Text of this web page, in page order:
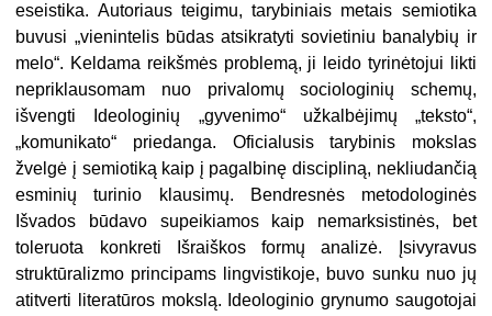
eseistika. Autoriaus teigimu, tarybiniais metais semiotika
buvusi „vienintelis būdas atsikratyti sovie­tiniu banalybių ir
melo“. Keldama reikšmės problemą, ji leido tyrinėtojui likti
nepriklausomam nuo privalomų sociologinių schemų,
išvengti Ideologinių „gyvenimo“ užkalbėjimų „teksto“,
„komunikato“ priedanga. Ofi­cialusis tarybinis mokslas
žvelgė į semiotiką kaip į pagalbinę discipliną, nekliudančią
esminių turinio klausimų. Bendresnės metodologinės
Išvados būdavo supeikiamos kaip nemarksistinės, bet
toleruota konkreti Išraiškos formų analizė. Įsivyravus
struktūralizmo principams lingvis­tikoje, buvo sunku nuo jų
atitverti literatūros mokslą. Ideologinio grynumo saugotojai